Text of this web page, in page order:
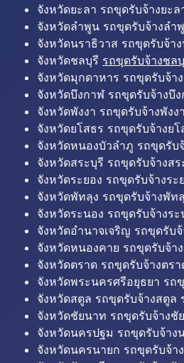
จังหวัดยะลา รถขุดรับจ้างยะ
จังหวัดลำพูน รถขุดรับจ้างล
จังหวัดนราธิวาส รถขุดรับจ้า
จังหวัดชลบุรี รถขุดรับจ้างชล
จังหวัดมุกดาหาร รถขุดรับจ้า
จังหวัดบึงกาฬ รถขุดรับจ้างบึ
จังหวัดพังงา รถขุดรับจ้างพัง
จังหวัดยโสธร รถขุดรับจ้างย
จังหวัดหนองบัวลำภู รถขุดรั
จังหวัดสระบุรี รถขุดรับจ้างส
จังหวัดระยอง รถขุดรับจ้างร
จังหวัดพัทลุง รถขุดรับจ้างพัท
จังหวัดระนอง รถขุดรับจ้างร
จังหวัดอำนาจเจริญ รถขุดรับ
จังหวัดหนองคาย รถขุดรับจ้า
จังหวัดตราด รถขุดรับจ้างตร
จังหวัดพระนครศรีอยุธยา รถ
จังหวัดสตูล รถขุดรับจ้างสตูล
จังหวัดชัยนาท รถขุดรับจ้าง
จังหวัดนครปฐม รถขุดรับจ้า
จังหวัดนครนายก รถขุดรับจ้